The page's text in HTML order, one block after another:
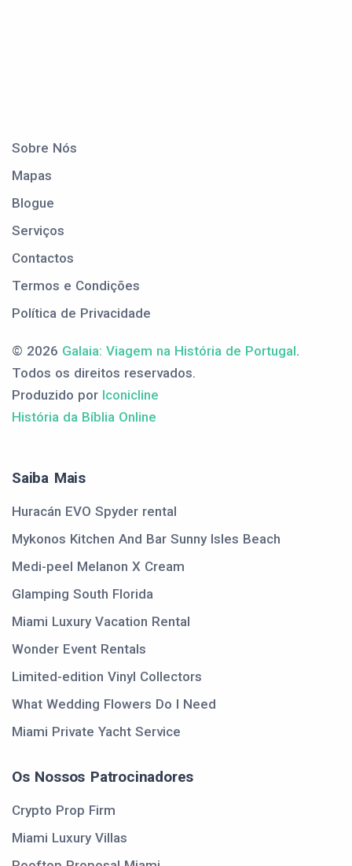
Sobre Nós
Mapas
Blogue
Serviços
Contactos
Termos e Condições
Política de Privacidade
© 2026 Galaia: Viagem na História de Portugal.
Todos os direitos reservados.
Produzido por Iconicline
História da Bíblia Online
Saiba Mais
Huracán EVO Spyder rental
Mykonos Kitchen And Bar Sunny Isles Beach
Medi-peel Melanon X Cream
Glamping South Florida
Miami Luxury Vacation Rental
Wonder Event Rentals
Limited-edition Vinyl Collectors
What Wedding Flowers Do I Need
Miami Private Yacht Service
Os Nossos Patrocinadores
Crypto Prop Firm
Miami Luxury Villas